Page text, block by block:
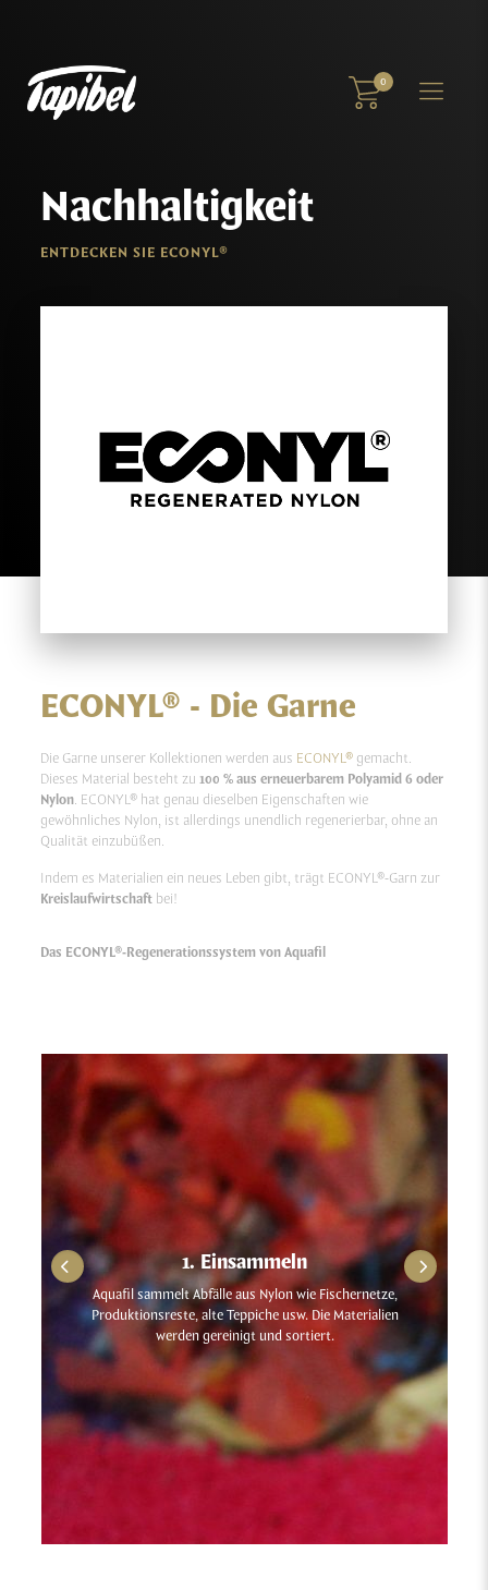
0
Nachhaltigkeit
ENTDECKEN SIE ECONYL®
ECONYL® - Die Garne
Die Garne unserer Kollektionen werden aus ECONYL®gemacht.
Dieses Material besteht zu 100 %aus erneuerbarem Polyamid 6 oder
Nylon. ECONYL® hat genau dieselben Eigenschaften wie
gewöhnliches Nylon, ist allerdings unendlich regenerierbar, ohne an
Qualität einzubüßen.
Indem es Materialien ein neues Leben gibt, trägt ECONYL®-Garn zur
Kreislaufwirtschaftbei!
Das ECONYL®-Regenerationssystem von Aquafil
1. Einsammeln
Aquafil sammelt Abfälle aus Nylon wie Fischernetze,
Produktionsreste, alte Teppiche usw. Die Materialien
werden gereinigt und sortiert.